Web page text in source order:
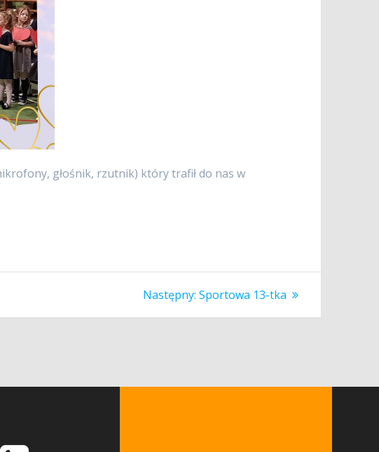
głośnik, rzutnik) który trafił do nas w
Następny: Następny
Sportowa 13-tka